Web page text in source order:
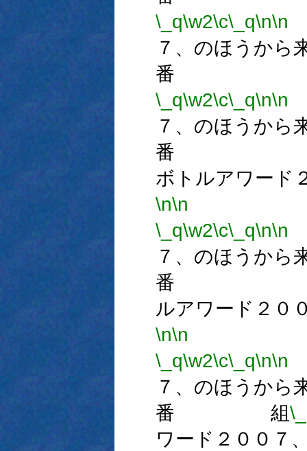
\_q\w2\c\_q\n\n
７、のほうから
番
\_q\w2\c\_q\n\n
７、のほうから
番
ボトルアワード
\n\n
\_q\w2\c\_q\n\n
７、のほうから
番
ルアワード２０
\n\n
\_q\w2\c\_q\n\n
７、のほうから
番 組
ワード２００７